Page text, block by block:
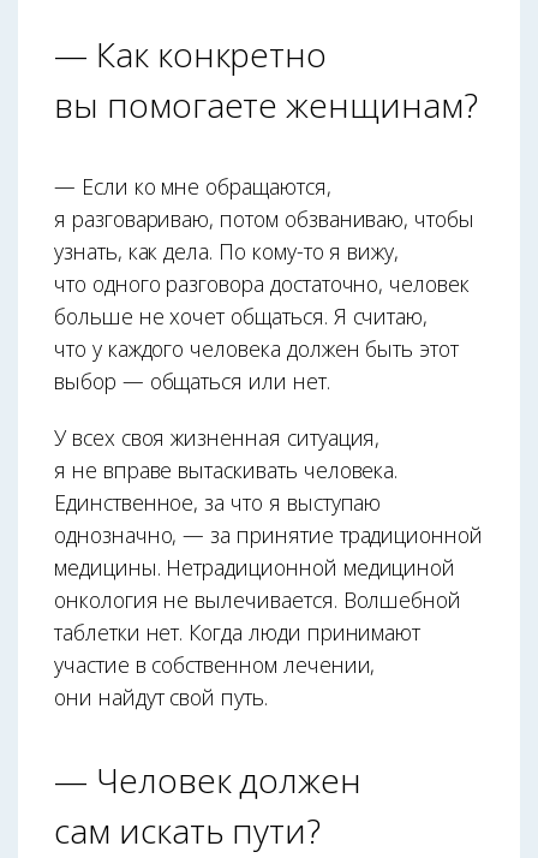
— Как конкретно
вы помогаете женщинам?
— Если ко мне обращаются,
я разговариваю, потом обзваниваю, чтобы
узнать, как дела. По кому-то я вижу,
что одного разговора достаточно, человек
больше не хочет общаться. Я считаю,
что у каждого человека должен быть этот
выбор — общаться или нет.
У всех своя жизненная ситуация,
я не вправе вытаскивать человека.
Единственное, за что я выступаю
однозначно, — за принятие традиционной
медицины. Нетрадиционной медициной
онкология не вылечивается. Волшебной
таблетки нет. Когда люди принимают
участие в собственном лечении,
они найдут свой путь.
— Человек должен
сам искать пути?